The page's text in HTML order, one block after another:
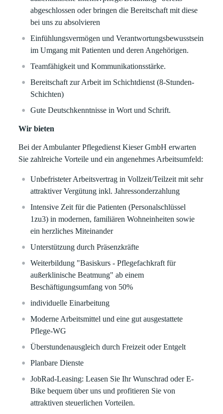
abgeschlossen oder bringen die Bereitschaft mit diese
bei uns zu absolvieren
Einfühlungsvermögen und Verantwortungsbewusstsein
im Umgang mit Patienten und deren Angehörigen.
Teamfähigkeit und Kommunikationsstärke.
Bereitschaft zur Arbeit im Schichtdienst (8-Stunden-
Schichten)
Gute Deutschkenntnisse in Wort und Schrift.
Wir bieten
Bei der Ambulanter Pflegedienst Kieser GmbH erwarten
Sie zahlreiche Vorteile und ein angenehmes Arbeitsumfeld:
Unbefristeter Arbeitsvertrag in Vollzeit/Teilzeit mit sehr
attraktiver Vergütung inkl. Jahressonderzahlung
Intensive Zeit für die Patienten (Personalschlüssel
1zu3) in modernen, familiären Wohneinheiten sowie
ein herzliches Miteinander
Unterstützung durch Präsenzkräfte
Weiterbildung "Basiskurs - Pflegefachkraft für
außerklinische Beatmung" ab einem
Beschäftigungsumfang von 50%
individuelle Einarbeitung
Moderne Arbeitsmittel und eine gut ausgestattete
Pflege-WG
Überstundenausgleich durch Freizeit oder Entgelt
Planbare Dienste
JobRad-Leasing: Leasen Sie Ihr Wunschrad oder E-
Bike bequem über uns und profitieren Sie von
attraktiven steuerlichen Vorteilen.